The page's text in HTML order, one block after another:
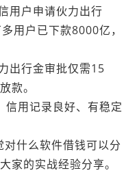
用户申请伙力出行
用户已下款8000亿，
出行金审批仅需15
款。
用记录良好、有稳定
什么软件借钱可以分
家的实战经验分享。